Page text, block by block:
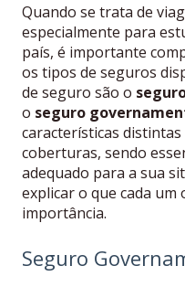
Quando se trata de
especialmente para
país, é importante
os tipos de seguros
de seguro são o
o seguro
características
coberturas, sendo
adequado para a sua
explicar o que cada um
importância.
Seguro